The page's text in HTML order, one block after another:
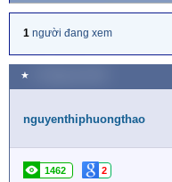
1 người đang xem
★
nguyenthiphuongthao
1462 2